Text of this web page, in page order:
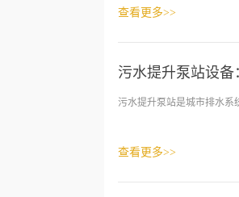
查看更多>>
污水提升泵站设
污水提升泵站是城市排水系
查看更多>>